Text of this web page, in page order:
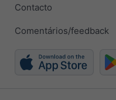
Contacto
Comentários/feedback